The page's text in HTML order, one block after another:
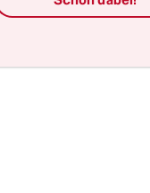
ist die